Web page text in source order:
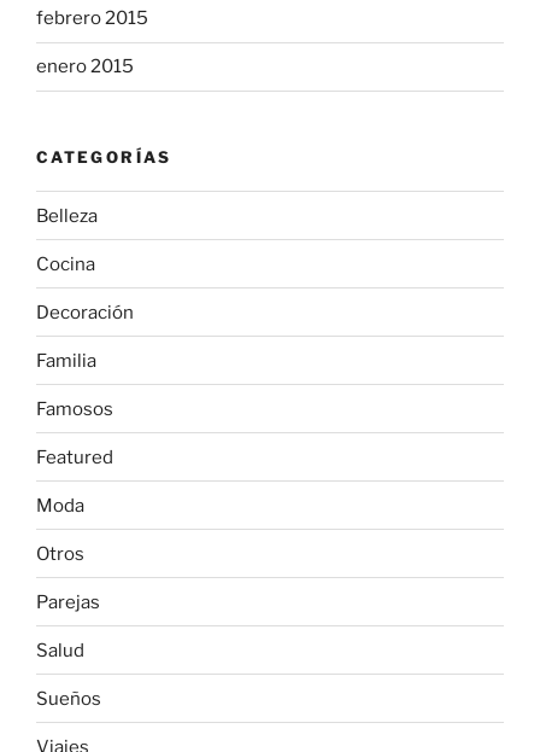
febrero 2015
enero 2015
CATEGORÍAS
Belleza
Cocina
Decoración
Familia
Famosos
Featured
Moda
Otros
Parejas
Salud
Sueños
Viajes